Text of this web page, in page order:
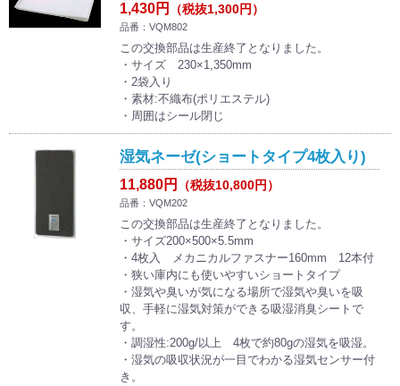
1,430円 （税抜1,300円）
品番：VQM802
この交換部品は生産終了となりました。
・サイズ 230×1,350mm
・2袋入り
・素材:不織布(ポリエステル)
・周囲はシール閉じ
湿気ネーゼ(ショートタイプ4枚入り)
11,880円 （税抜10,800円）
品番：VQM202
この交換部品は生産終了となりました。
・サイズ200×500×5.5mm
・4枚入 メカニカルファスナー160mm 12本付
・狭い庫内にも使いやすいショートタイプ
・湿気や臭いが気になる場所で湿気や臭いを吸
収、手軽に湿気対策ができる吸湿消臭シートで
す。
・調湿性:200g/以上 4枚で約80gの湿気を吸湿。
・湿気の吸収状況が一目でわかる湿気センサー付
き。